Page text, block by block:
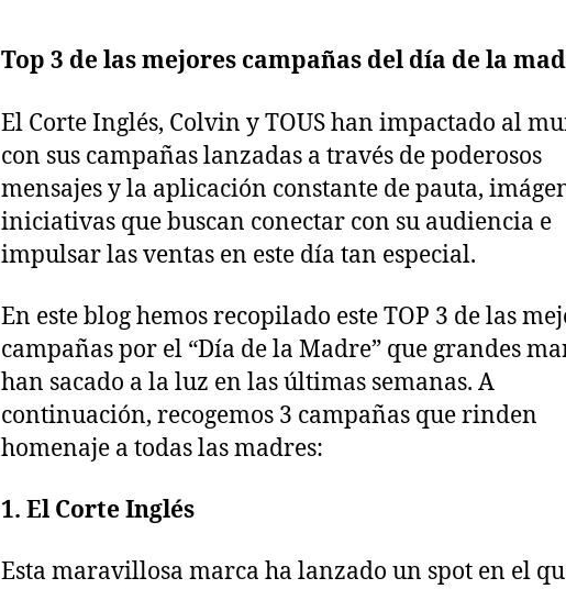
Top 3 de las mejores campañas del día de la
El Corte Inglés, Colvin y TOUS han impactado al
con sus campañas lanzadas a través de poderosos
mensajes y la aplicación constante de pauta,
iniciativas que buscan conectar con su audiencia e
impulsar las ventas en este día tan especial.
En este blog hemos recopilado este TOP 3 de las
campañas por el “Día de la Madre” que grandes
han sacado a la luz en las últimas semanas. A
continuación, recogemos 3 campañas que rinden
homenaje a todas las madres:
1. El Corte Inglés
Esta maravillosa marca ha lanzado un spot en el